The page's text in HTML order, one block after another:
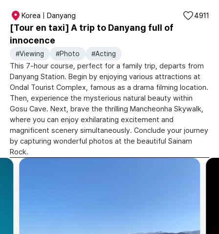
Korea | Danyang
[Tour en taxi] A trip to Danyang full of
innocence
4911
#Viewing #Photo #Acting
This 7-hour course, perfect for a family trip, departs from
Danyang Station. Begin by enjoying various attractions at
Ondal Tourist Complex, famous as a drama filming location.
Then, experience the mysterious natural beauty within
Gosu Cave. Next, brave the thrilling Mancheonha Skywalk,
where you can enjoy exhilarating excitement and
magnificent scenery simultaneously. Conclude your journey
by capturing wonderful photos at the beautiful Sainam
Rock.